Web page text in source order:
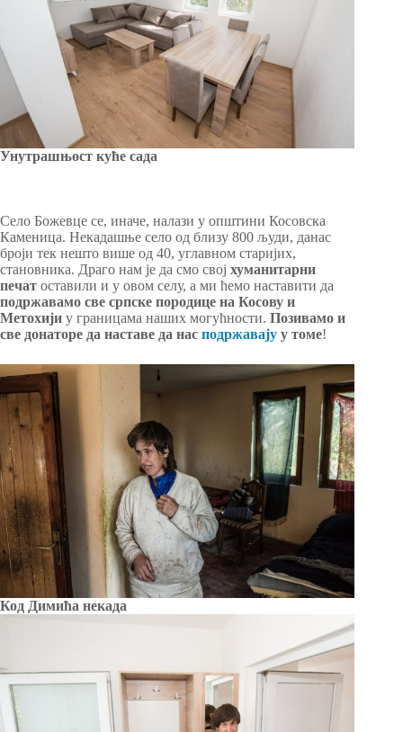
Унутрашњост куће сада
Село Божевце се, иначе, налази у општини Косовска
Каменица. Некадашње село од близу 800 људи, данас
броји тек нешто више од 40, углавном старијих,
становника. Драго нам је да смо свој хуманитарни
печат оставили и у овом селу, а ми ћемо наставити да
подржавамо све српске породице на Косову и
Метохији у границама наших могућности. Позивамо и
све донаторе да наставе да нас подржавају у томе!
Код Димића некада